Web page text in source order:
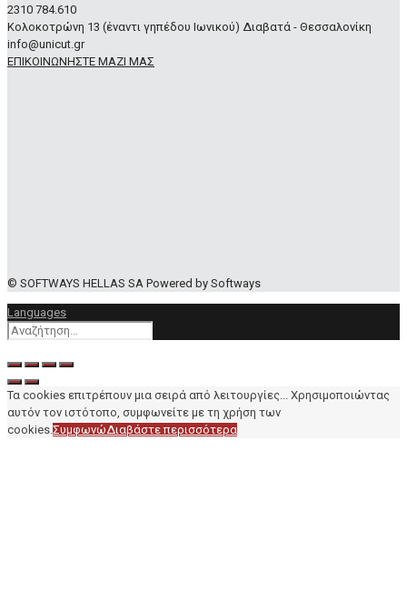
2310 784.610
Κολοκοτρώνη 13 (έναντι γηπέδου Ιωνικού) Διαβατά - Θεσσαλονίκη
info@unicut.gr
ΕΠΙΚΟΙΝΩΝΗΣΤΕ ΜΑΖΙ ΜΑΣ
© SOFTWAYS HELLAS SA Powered by Softways
Languages
Τα cookies επιτρέπουν μια σειρά από λειτουργίες... Χρησιμοποιώντας
αυτόν τον ιστότοπο, συμφωνείτε με τη χρήση των
cookies. ΣυμφωνώΔιαβάστε περισσότερα